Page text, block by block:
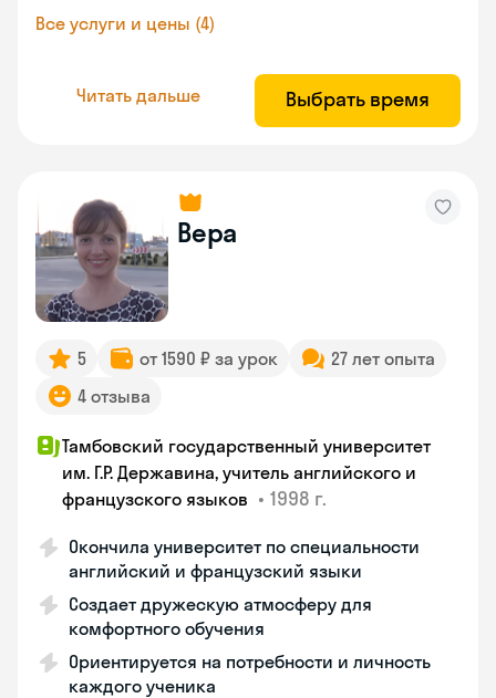
Все услуги и цены (4)
Читать дальше Выбрать время
Вера
5 от 1590 ₽ за урок
27 лет опыта
4 отзыва
Тамбовский государственный университет
им. Г.Р. Державина, учитель английского и
французского языков • 1998 г.
Окончила университет по специальности
английский и французский языки
Создает дружескую атмосферу для
комфортного обучения
Ориентируется на потребности и личность
каждого ученика